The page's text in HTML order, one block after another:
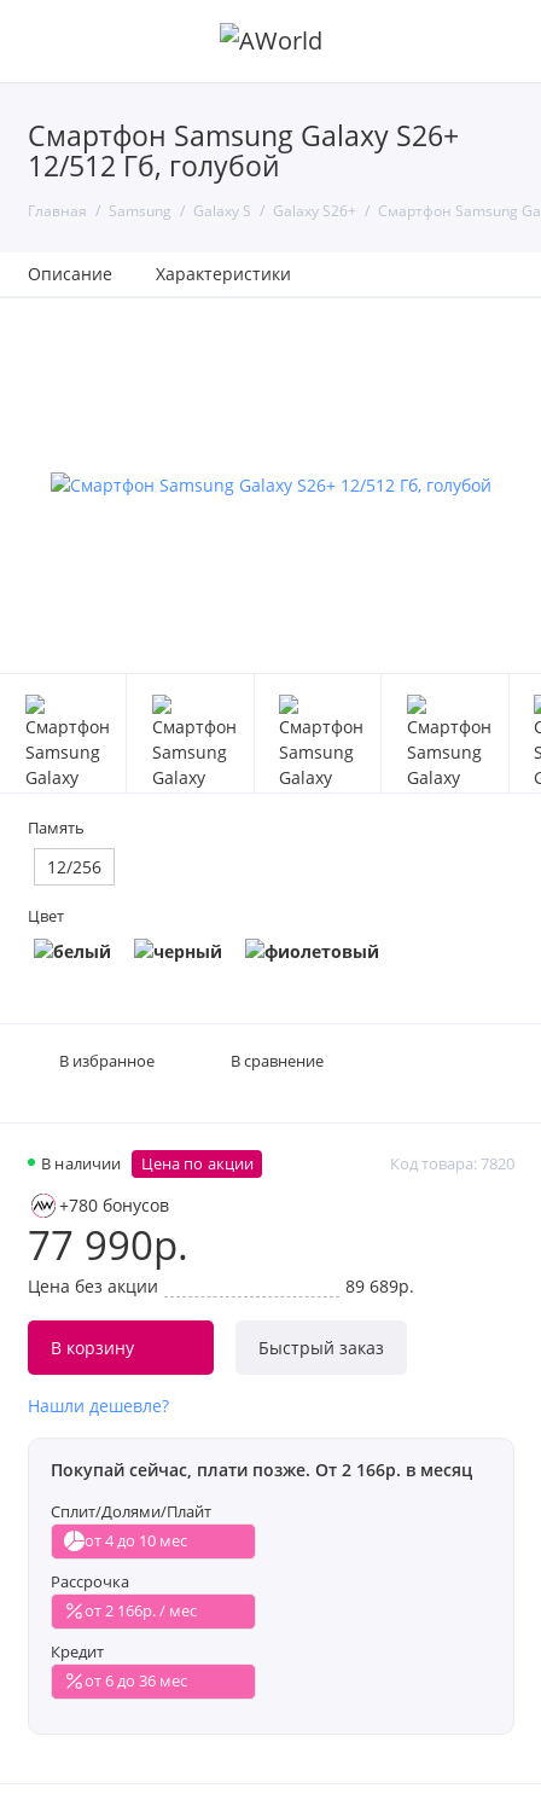
Смартфон Samsung Galaxy S26+
12/512 Гб, голубой
Главная Samsung Galaxy S Galaxy S26+ Смартфон Samsung
Описание Характеристики
Память
12/256
Цвет
В наличии Код товара: 7820
Цена по акции
+780 бонусов
77 990р.
Цена без акции 89 689р.
В корзину Быстрый заказ
Нашли дешевле?
Покупай сейчас, плати позже. От 2 166р. в месяц
Сплит/Долями/Плайт
от 4 до 10 мес
Рассрочка
от 2 166р. / мес
Кредит
от 6 до 36 мес
В избранное В сравнение